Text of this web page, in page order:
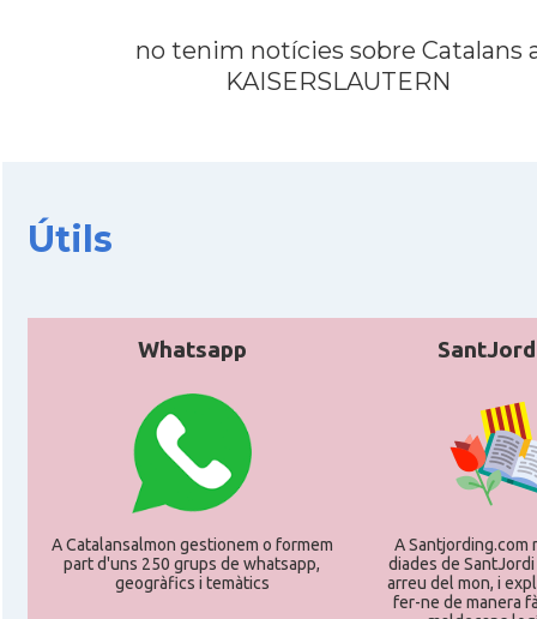
CAMON
CAMON Catalans a JENA
CAMON Catalans a Karlsruhe
CAMON Catalans a Koeln - Köln - Colonia
no tenim notícies sobre Catalans
KAISERSLAUTERN
Útils
Whatsapp
A Catalansalmon gestionem o formem
part d'uns 250 grups de whatsapp,
geogràfics i temàtics
A Santjording.com
diades de
arreu del mon, i
fer-ne de manera